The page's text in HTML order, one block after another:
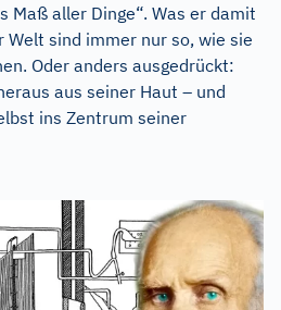
Maß aller Dinge“. Was er damit
Welt sind immer nur so, wie sie
Oder anders ausgedrückt:
aus seiner Haut – und
ins Zentrum seiner